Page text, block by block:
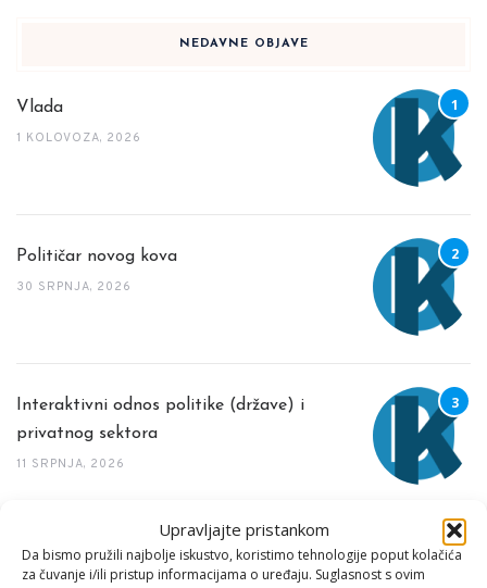
Upravljajte pristankom
Da bismo pružili najbolje iskustvo, koristimo tehnologije poput kolačića
za čuvanje i/ili pristup informacijama o uređaju. Suglasnost s ovim
NEDAVNE OBJAVE
Vlada
1 KOLOVOZA, 2026
Političar novog kova
30 SRPNJA, 2026
Interaktivni odnos politike (države) i
privatnog sektora
11 SRPNJA, 2026
TAG CLOUD